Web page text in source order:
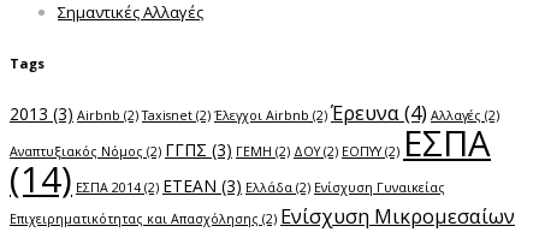
Σημαντικές Αλλαγές
Tags
2013 (3) Airbnb (2) Taxisnet (2) Έλεγχοι Airbnb (2) Έρευνα(4) Αλλαγές (2)
Αναπτυξιακός Νόμος (2) ΓΓΠΣ (3) ΓΕΜΗ (2) ΔΟΥ(2) ΕΟΠΥΥ(2) ΕΣΠΑ
(14) ΕΣΠΑ 2014 (2) ΕΤΕΑΝ (3) Ελλάδα (2) Ενίσχυση Γυναικείας
Επιχειρηματικότητας και Απασχόλησης (2) Ενίσχυση Μικρομεσαίων